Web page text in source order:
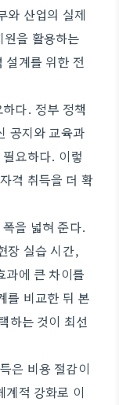
와 산업의 실제
을 활용하는
설계를 위한 전
다. 정부 정책
공지와 교육과
요하다. 이렇
격 취득을 더 확
을 넓혀 준다.
장 실습 시간,
과에 큰 차이를
를 비교한 뒤 본
하는 것이 최선
은 비용 절감이
계적 강화로 이